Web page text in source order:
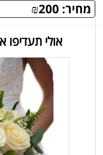
מחיר: ₪200
אולי תעדיפו